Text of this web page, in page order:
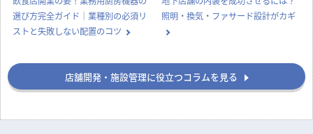
店舗開業
飲食店開業の要！業務用厨房機器の
店舗デザイン
地下店舗の内装を成功させるには？